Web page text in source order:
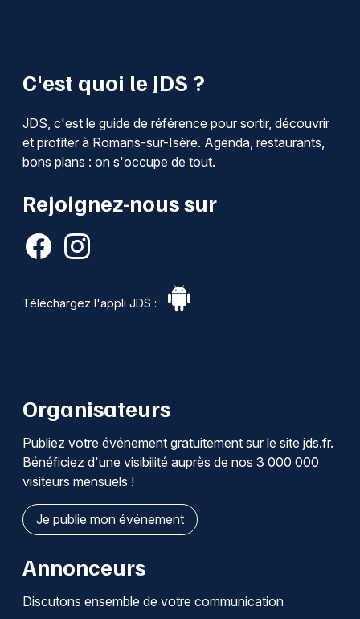
C'est quoi le JDS ?
JDS, c'est le guide de référence pour sortir, découvrir
et profiter à Romans-sur-Isère. Agenda, restaurants,
bons plans : on s'occupe de tout.
Rejoignez-nous sur
Téléchargez l'appli JDS :
Organisateurs
Publiez votre événement gratuitement sur le site jds.fr.
Bénéficiez d'une visibilité auprès de nos 3 000 000
visiteurs mensuels !
Je publie mon événement
Annonceurs
Discutons ensemble de votre communication